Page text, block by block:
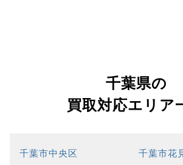
千葉県の
買取対応エリア
千葉市中央区 千葉市花